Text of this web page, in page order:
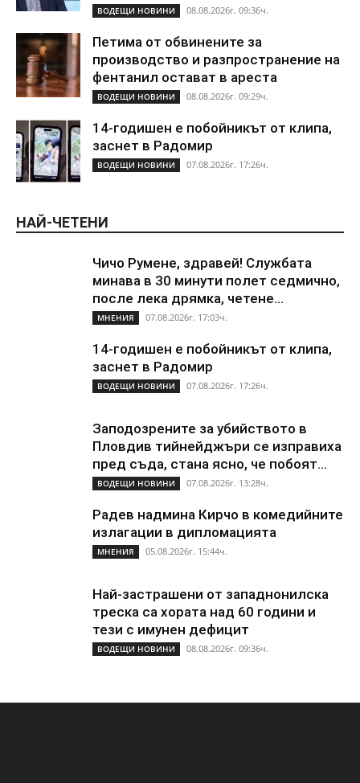
ВОДЕЩИ НОВИНИ 08.08.2026г. 09:36ч.
Петима от обвинените за
производство и разпространение на
фентанил остават в ареста
ВОДЕЩИ НОВИНИ 08.08.2026г. 09:29ч.
14-годишен е побойникът от клипа,
заснет в Радомир
ВОДЕЩИ НОВИНИ 07.08.2026г. 17:26ч.
НАЙ-ЧЕТЕНИ
Чичо Румене, здравей! Службата
минава в 30 минути полет седмично,
после лека дрямка, четене...
МНЕНИЯ 07.08.2026г. 17:03ч.
14-годишен е побойникът от клипа,
заснет в Радомир
ВОДЕЩИ НОВИНИ 07.08.2026г. 17:26ч.
Заподозрените за убийството в
Пловдив тийнейджъри се изправиха
пред съда, стана ясно, че побоят...
ВОДЕЩИ НОВИНИ 07.08.2026г. 13:28ч.
Радев надмина Кирчо в комедийните
излагации в дипломацията
МНЕНИЯ 05.08.2026г. 15:44ч.
Най-застрашени от западнонилска
треска са хората над 60 години и
тези с имунен дефицит
ВОДЕЩИ НОВИНИ 08.08.2026г. 09:36ч.